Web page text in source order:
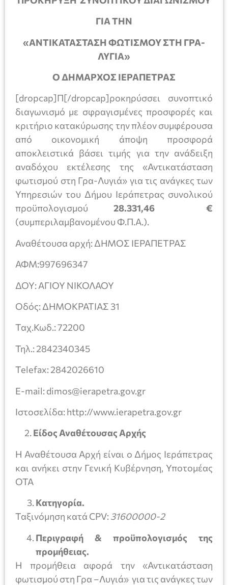
ΓΙΑ ΤΗΝ
«ΑΝΤΙΚΑΤΑΣΤΑΣΗ ΦΩΤΙΣΜΟΥ ΣΤΗ ΓΡΑ-
ΛΥΓΙΑ»
Ο ΔΗΜΑΡΧΟΣ ΙΕΡΑΠΕΤΡΑΣ
[dropcap]Π[/dropcap]ροκηρύσσει συνοπτικό
διαγωνισμό με σφραγισμένες προσφορές και
κριτήριο κατακύρωσης την πλέον συμφέρουσα
από οικονομική άποψη προσφορά
αποκλειστικά βάσει τιμής για την ανάδειξη
αναδόχου εκτέλεσης της «Αντικατάσταση
φωτισμού στη Γρα-Λυγιά» για τις ανάγκες των
Υπηρεσιών του Δήμου Ιεράπετρας συνολικού
προϋπολογισμού28.331,46 €
(συμπεριλαμβανομένου Φ.Π.Α.).
Αναθέτουσα αρχή: ΔΗΜΟΣ ΙΕΡΑΠΕΤΡΑΣ
ΑΦΜ:997696347
ΔΟΥ: ΑΓΙΟΥ ΝΙΚΟΛΑΟΥ
Οδός: ΔΗΜΟΚΡΑΤΙΑΣ 31
Ταχ.Κωδ.: 72200
Τηλ.: 2842340345
Telefax: 2842026610
E-mail: dimos@ierapetra.gov.gr
Ιστοσελίδα: http://www.ierapetra.gov.gr
2. Είδος Αναθέτουσας Αρχής
Η Αναθέτουσα Αρχή είναι ο Δήμος Ιεράπετρας
και ανήκει στην Γενική Κυβέρνηση, Υποτομέας
ΟΤΑ
Κατηγορία.
Ταξινόμηση κατά CPV:31600000-2
Περιγραφή & προϋπολογισμός της
προμήθειας.
Η προμήθεια αφορά την «Αντικατάσταση
φωτισμού στη Γρα –Λυγιά» για τις ανάγκες των